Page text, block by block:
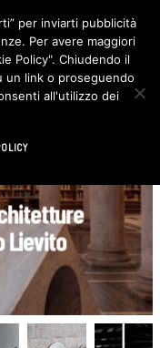
F
a
c
e
b
o
I
n
s
t
di Lyxo
per inviarti pubblicità
Per avere maggiori
Policy". Chiudendo il
un link o proseguendo
all'utilizzo dei